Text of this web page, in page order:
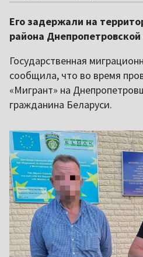
Его задержали на
района
Государственная
сообщила, что во время
«Мигрант» на
гражданина Беларуси.